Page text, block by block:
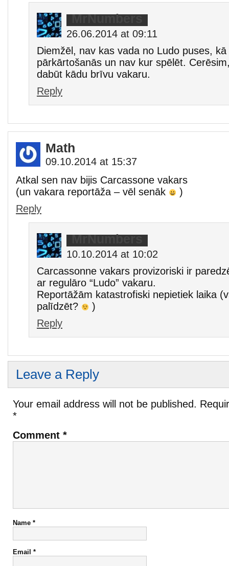
MrNumbers
26.06.2014 at 09:11
Diemžēl, nav kas vada no Ludo puses,
pārkārtošanās un nav kur spēlēt.
dabūt kādu brīvu vakaru.
Reply
Math
09.10.2014 at 15:37
Atkal sen nav bijis Carcassone vakars
(un vakara reportāža – vēl senāk
)
Reply
MrNumbers
10.10.2014 at 10:02
Carcassonne vakars provizoriski ir
ar regulāro “Ludo” vakaru.
Reportāžām katastrofiski nepietiek laika
palīdzēt?
)
Reply
Leave a Reply
Your email address will not be published.
*
Comment *
Name *
Email *